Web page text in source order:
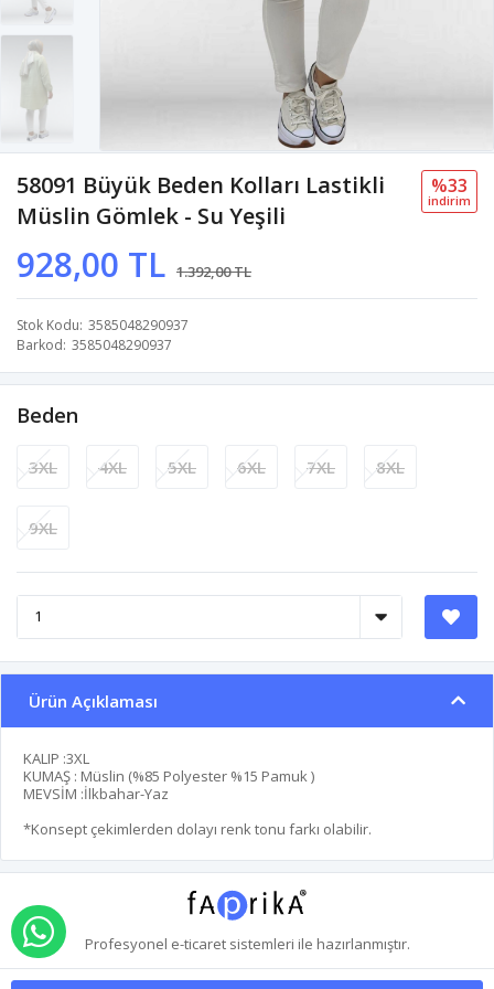
58091 Büyük Beden Kolları Lastikli
Müslin Gömlek - Su Yeşili
928,00 TL 1.392,00 TL
%33
i̇ndi̇ri̇m
Stok Kodu 3585048290937
Barkod 3585048290937
Beden
3XL 4XL 5XL 6XL 7XL 8XL
9XL
Ürün Açıklaması
KALIP :3XL
KUMAŞ : Müslin (%85 Polyester %15 Pamuk )
MEVSİM :İlkbahar-Yaz
*Konsept çekimlerden dolayı renk tonu farkı olabilir.
Profesyonel e-ticaretsistemleri ile hazırlanmıştır.